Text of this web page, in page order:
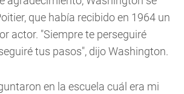
que había recibido en 1964 un
actor. "Siempre te perseguiré
tus pasos", dijo Washington.
en la escuela cuál era mi